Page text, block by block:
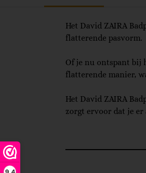
Het David ZAIRA
flatterende pasvorm.
Of je nu ontspant bij
flatterende manier,
Het David ZAIRA
zorgt ervoor dat je er